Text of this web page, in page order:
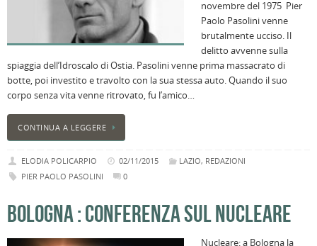
novembre del 1975 Pier
Paolo Pasolini venne
brutalmente ucciso. Il
delitto avvenne sulla
spiaggia dell’Idroscalo di Ostia. Pasolini venne prima massacrato di
botte, poi investito e travolto con la sua stessa auto. Quando il suo
corpo senza vita venne ritrovato, fu l’amico…
CONTINUA A LEGGERE
ELODIA POLICARPIO 02/11/2015 LAZIO, REDAZIONI
PIER PAOLO PASOLINI
0
BOLOGNA : CONFERENZA SUL NUCLEARE
Nucleare: a Bologna la